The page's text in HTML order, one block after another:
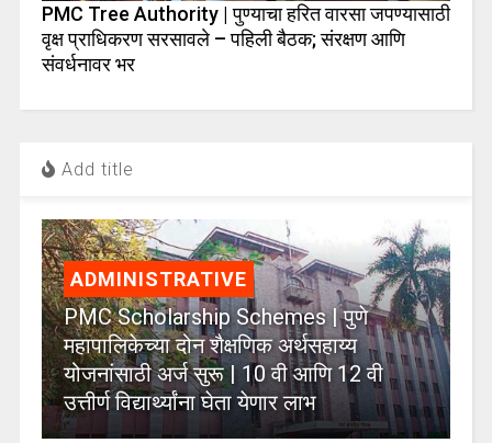
PMC Tree Authority | पुण्याचा हरित वारसा जपण्यासाठी
वृक्ष प्राधिकरण सरसावले – पहिली बैठक; संरक्षण आणि
संवर्धनावर भर
Add title
ADMINISTRATIVE
PMC Scholarship Schemes | पुणे
महापालिकेच्या दोन शैक्षणिक अर्थसहाय्य
योजनांसाठी अर्ज सुरू | 10 वी आणि 12 वी
उत्तीर्ण विद्यार्थ्यांना घेता येणार लाभ